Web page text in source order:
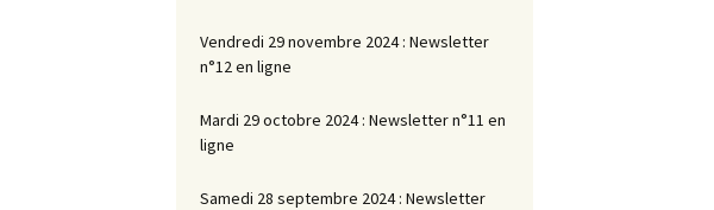
Vendredi 29 novembre 2024 : Newsletter
n°12 en ligne
Mardi 29 octobre 2024 : Newsletter n°11 en
ligne
Samedi 28 septembre 2024 : Newsletter